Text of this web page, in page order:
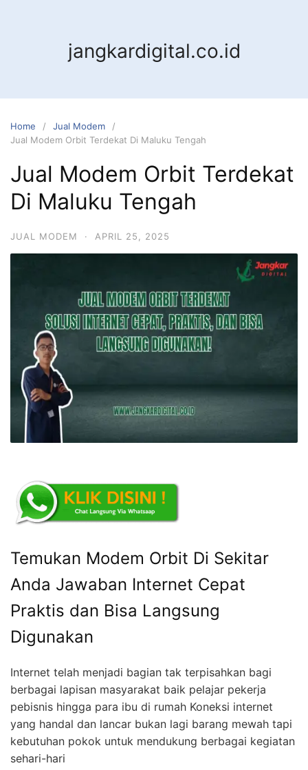
jangkardigital.co.id
Home
Jual Modem
Jual Modem Orbit Terdekat Di Maluku Tengah
Jual Modem Orbit Terdekat
Di Maluku Tengah
JUAL MODEM · APRIL 25, 2025
Temukan Modem Orbit Di Sekitar
Anda Jawaban Internet Cepat
Praktis dan Bisa Langsung
Digunakan
Internet telah menjadi bagian tak terpisahkan bagi
berbagai lapisan masyarakat baik pelajar pekerja
pebisnis hingga para ibu di rumah Koneksi internet
yang handal dan lancar bukan lagi barang mewah tapi
kebutuhan pokok untuk mendukung berbagai kegiatan
sehari-hari